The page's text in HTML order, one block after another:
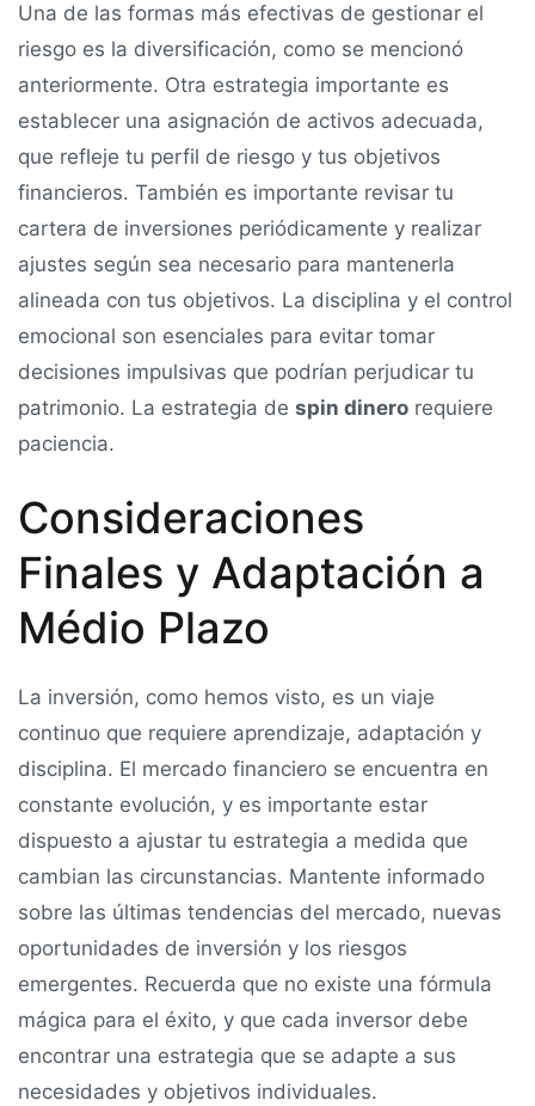
Una de las formas más efectivas de gestionar el
riesgo es la diversificación, como se mencionó
anteriormente. Otra estrategia importante es
establecer una asignación de activos adecuada,
que refleje tu perfil de riesgo y tus objetivos
financieros. También es importante revisar tu
cartera de inversiones periódicamente y realizar
ajustes según sea necesario para mantenerla
alineada con tus objetivos. La disciplina y el control
emocional son esenciales para evitar tomar
decisiones impulsivas que podrían perjudicar tu
patrimonio. La estrategia de spin dinero requiere
paciencia.
Consideraciones
Finales y Adaptación a
Médio Plazo
La inversión, como hemos visto, es un viaje
continuo que requiere aprendizaje, adaptación y
disciplina. El mercado financiero se encuentra en
constante evolución, y es importante estar
dispuesto a ajustar tu estrategia a medida que
cambian las circunstancias. Mantente informado
sobre las últimas tendencias del mercado, nuevas
oportunidades de inversión y los riesgos
emergentes. Recuerda que no existe una fórmula
mágica para el éxito, y que cada inversor debe
encontrar una estrategia que se adapte a sus
necesidades y objetivos individuales.